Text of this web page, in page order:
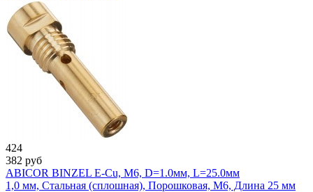
424
382 руб
ABICOR BINZEL E-Cu, M6, D=1.0мм, L=25.0мм
1,0 мм, Стальная (сплошная), Порошковая, М6, Длина 25 мм